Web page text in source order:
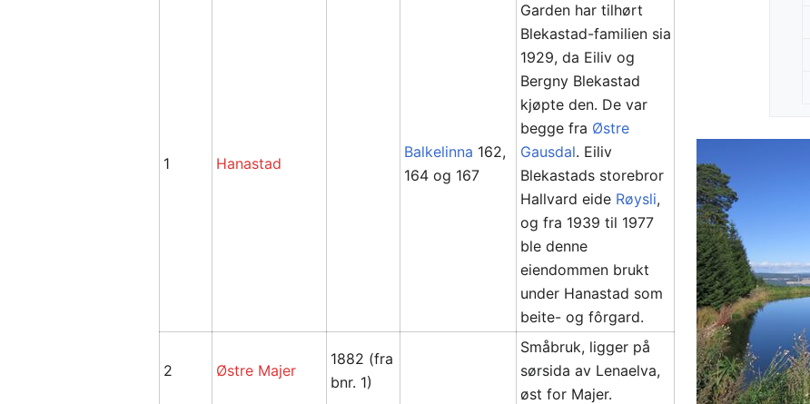
1 Hanastad
Balkelinna 162,
164 og 167
Garden har tilhørt
Blekastad-familien sia
1929, da Eiliv og
Bergny Blekastad
kjøpte den. De var
begge fra Østre
Gausdal. Eiliv
Blekastads storebror
Hallvard eide Røysli,
og fra 1939 til 1977
ble denne
eiendommen brukt
under Hanastad som
beite- og fôrgard.
2 Østre Majer
1882 (fra
bnr. 1)
Småbruk, ligger på
sørsida av Lenaelva,
øst for Majer.